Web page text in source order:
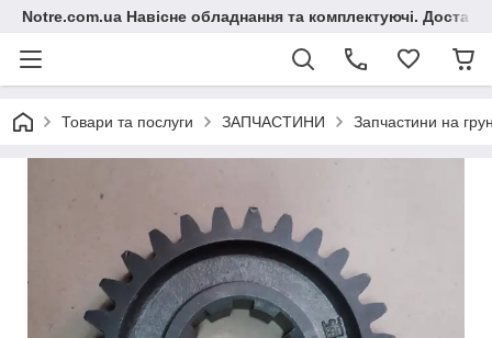
Notre.com.ua Навісне обладнання та комплектуючі.
Товари та послуги ЗАПЧАСТИНИ Запчастини на